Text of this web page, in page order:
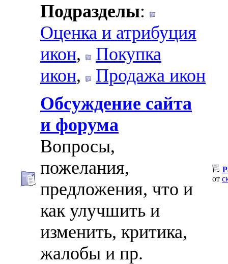
Подразделы:
Оценка и атрибуция
икон,
Покупка
икон, Продажа икон
Обсуждение сайта
и форума
Вопросы,
пожелания,
предложения, что и
как улучшить и
изменить, критика,
жалобы и пр.
от